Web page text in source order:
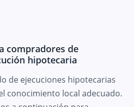
compradores de
hipotecaria
de ejecuciones hipotecarias
conocimiento local adecuado.